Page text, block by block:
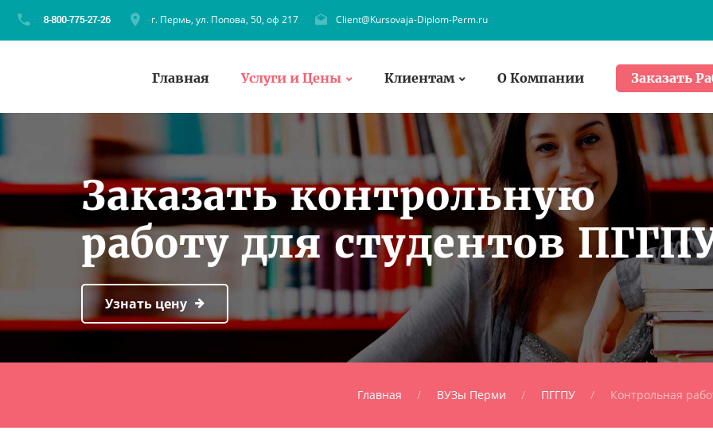
г. Пермь, ул. Попова, 50, оф 217 Client@Kursovaja-Diplom-Perm.ru
Главная Услуги и Цены Клиентам О Компании Заказать
Заказать контрольную
работу для студентов
Узнать цену
Главная ВУЗы Перми ПГГПУ Контрольная